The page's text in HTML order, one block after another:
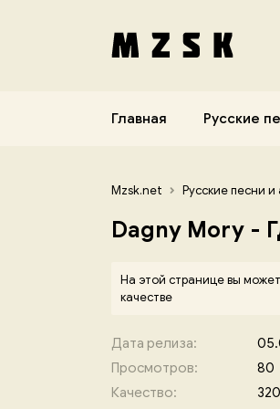
Главная Русские
Mzsk.net Русские песни
Dagny Mory -
На этой странице вы
качестве
Дата релиза:
Просмотров:
80
Качество: